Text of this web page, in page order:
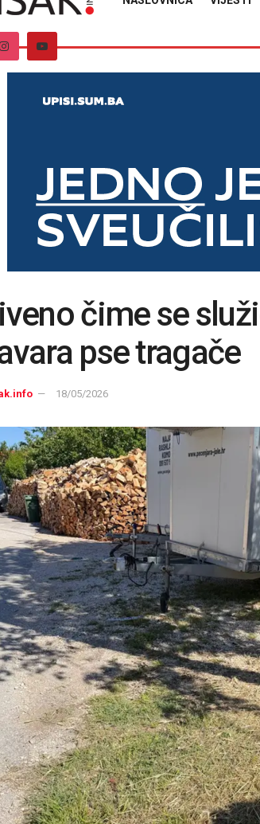
čime se
pse tragače
18/05/2026